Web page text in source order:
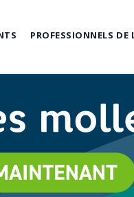
PROFESSIONNELS DE